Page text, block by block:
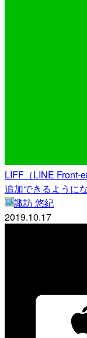
LIFF（LINE Front-
追加できるように
諏訪 悠紀
2019.10.17